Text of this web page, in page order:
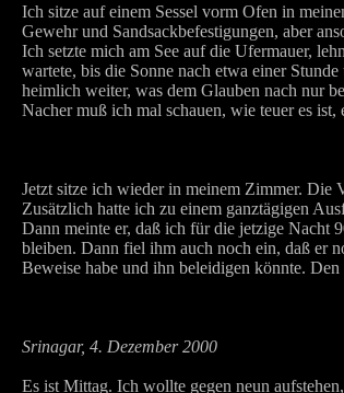
Ich sitze auf einem Sessel vorm Ofen in
Gewehr und Sandsackbefestigungen, aber
Ich setzte mich am See auf die Ufermauer,
wartete, bis die Sonne nach etwa einer
heimlich weiter, was dem Glauben nach nur
Nacher muß ich mal schauen, wie teuer es
Jetzt sitze ich wieder in meinem Zimmer. Die
Zusätzlich hatte ich zu einem ganztägigen
Dann meinte er, daß ich für die jetzige Nacht
bleiben. Dann fiel ihm auch noch ein, daß er
Beweise habe und ihn beleidigen könnte.
Srinagar, 4. Dezember 2000
Es ist Mittag. Ich wollte gegen neun